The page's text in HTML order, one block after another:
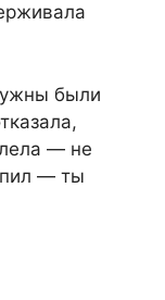
были
— не
— ты